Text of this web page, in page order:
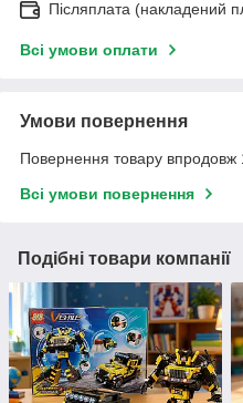
Післяплата (накладений
Всі умови оплати
Умови повернення
Повернення товару впродовж
Всі умови повернення
Подібні товари компанії